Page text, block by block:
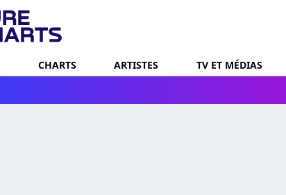
CHARTS ARTISTES TV ET MÉDIAS